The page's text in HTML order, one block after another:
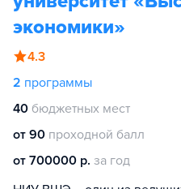
экономики»
4.3
2 программы
40 бюджетных мест
от 90 проходной балл
от 700000 р. за год